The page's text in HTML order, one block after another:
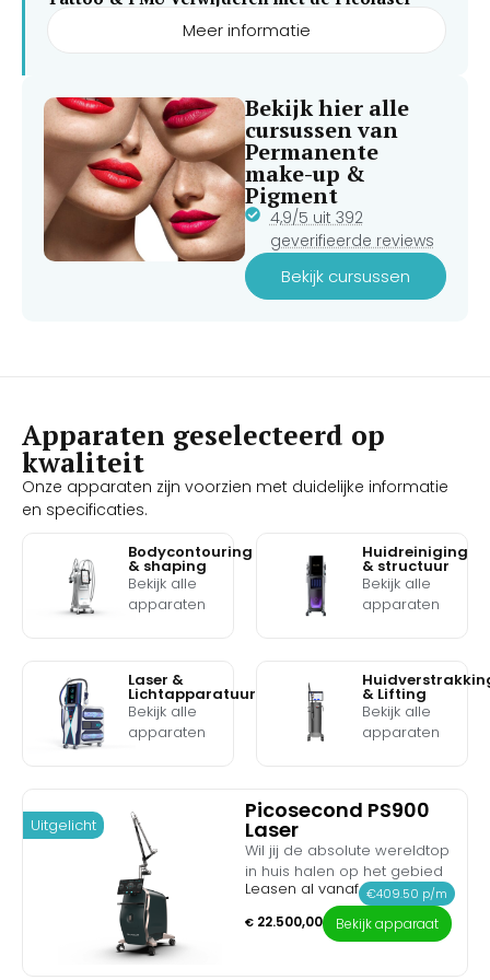
Meer informatie
Bekijk hier alle
cursussen van
Permanente
make-up &
Pigment
4,9/5 uit 392
geverifieerde reviews
Bekijk cursussen
Apparaten geselecteerd op
kwaliteit
Onze apparaten zijn voorzien met duidelijke informatie
en specificaties.
Bodycontouring
& shaping
Bekijk alle
apparaten
Huidreiniging
& structuur
Bekijk alle
apparaten
Laser &
Lichtapparatuur
Bekijk alle
apparaten
& Lifting
Bekijk alle
apparaten
Picosecond PS900
Laser
Wil jij de absolute wereldtop
in huis halen op het gebied
van inktverwijdering en
huidrevitalisatie? Maak
kennis met de Picosecond
Leasen al vanaf €409.50 p/m
€ 22.500,00 Bekijk apparaat
Uitgelicht